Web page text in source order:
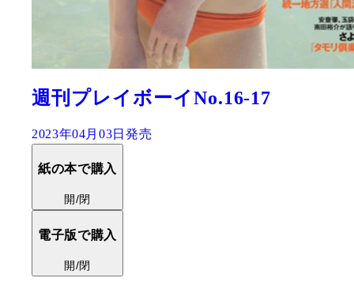
週刊プレイボーイNo.16-17
2023年04月03日発売
紙の本で購入
開/閉
電子版で購入
開/閉